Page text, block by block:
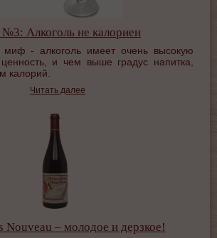
Алкоголь не калориен
- алкоголь имеет очень высокую
ценность, и чем выше градус напитка,
калорий.
Читать далее
Nouveau – молодое и дерзкое!